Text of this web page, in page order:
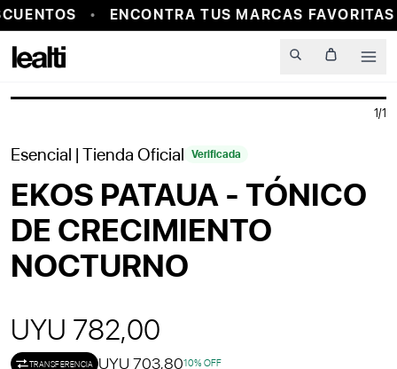
ENCONTRA TUS MARCAS
PROBADOR VIRTUAL
1/1
Esencial | Tienda Oficial Verificada
EKOS PATAUA - TÓNICO
DE CRECIMIENTO
NOCTURNO
UYU 782,00
TRANSFERENCIA UYU 703,8010% OFF